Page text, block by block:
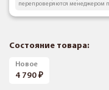
перепроверяются менеджером
Состояние товара:
Новое
4 790